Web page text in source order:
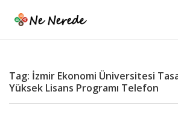
Tag: İzmir Ekonomi Üniversitesi
Yüksek Lisans Programı Telefon